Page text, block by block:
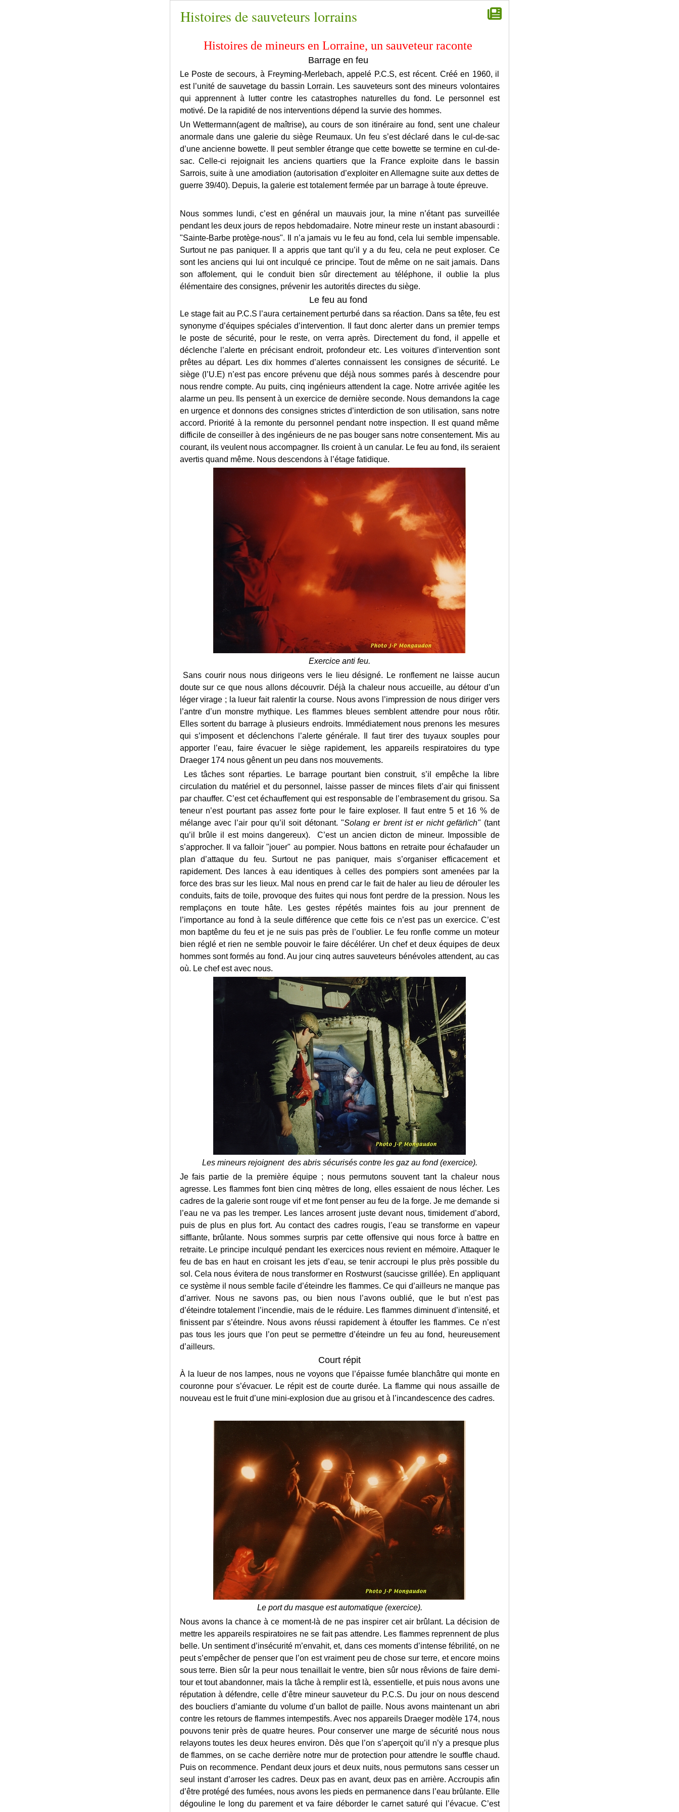
Histoires de sauveteurs lorrains
Histoires de mineurs en Lorraine, un sauveteur raconte
Barrage en feu
Le Poste de secours, à Freyming-Merlebach, appelé P.C.S, est récent. Créé en 1960, il
est l’unité de sauvetage du bassin Lorrain. Les sauveteurs sont des mineurs volontaires
qui apprennent à lutter contre les catastrophes naturelles du fond. Le personnel est
motivé. De la rapidité de nos interventions dépend la survie des hommes.
Un Wettermann(agent de maîtrise), au cours de son itinéraire au fond, sent une chaleur
anormale dans une galerie du siège Reumaux. Un feu s’est déclaré dans le cul-de-sac
d’une ancienne bowette. Il peut sembler étrange que cette bowette se termine en cul-de-
sac. Celle-ci rejoignait les anciens quartiers que la France exploite dans le bassin
Sarrois, suite à une amodiation (autorisation d’exploiter en Allemagne suite aux dettes de
guerre 39/40). Depuis, la galerie est totalement fermée par un barrage à toute épreuve.
Nous sommes lundi, c’est en général un mauvais jour, la mine n’étant pas surveillée
pendant les deux jours de repos hebdomadaire. Notre mineur reste un instant abasourdi :
"Sainte-Barbe protège-nous". Il n’a jamais vu le feu au fond, cela lui semble impensable.
Surtout ne pas paniquer. Il a appris que tant qu’il y a du feu, cela ne peut exploser. Ce
sont les anciens qui lui ont inculqué ce principe. Tout de même on ne sait jamais. Dans
son affolement, qui le conduit bien sûr directement au téléphone, il oublie la plus
élémentaire des consignes, prévenir les autorités directes du siège.
Le feu au fond
Le stage fait au P.C.S l’aura certainement perturbé dans sa réaction. Dans sa tête, feu est
synonyme d’équipes spéciales d’intervention. Il faut donc alerter dans un premier temps
le poste de sécurité, pour le reste, on verra après. Directement du fond, il appelle et
déclenche l’alerte en précisant endroit, profondeur etc. Les voitures d’intervention sont
prêtes au départ. Les dix hommes d’alertes connaissent les consignes de sécurité. Le
siège (l’U.E) n’est pas encore prévenu que déjà nous sommes parés à descendre pour
nous rendre compte. Au puits, cinq ingénieurs attendent la cage. Notre arrivée agitée les
alarme un peu. Ils pensent à un exercice de dernière seconde. Nous demandons la cage
en urgence et donnons des consignes strictes d’interdiction de son utilisation, sans notre
accord. Priorité à la remonte du personnel pendant notre inspection. Il est quand même
difficile de conseiller à des ingénieurs de ne pas bouger sans notre consentement. Mis au
courant, ils veulent nous accompagner. Ils croient à un canular. Le feu au fond, ils seraient
avertis quand même. Nous descendons à l’étage fatidique.
Exercice anti feu.
Sans courir nous nous dirigeons vers le lieu désigné. Le ronflement ne laisse aucun
doute sur ce que nous allons découvrir. Déjà la chaleur nous accueille, au détour d’un
léger virage ; la lueur fait ralentir la course. Nous avons l’impression de nous diriger vers
l’antre d’un monstre mythique. Les flammes bleues semblent attendre pour nous rôtir.
Elles sortent du barrage à plusieurs endroits. Immédiatement nous prenons les mesures
qui s’imposent et déclenchons l’alerte générale. Il faut tirer des tuyaux souples pour
apporter l’eau, faire évacuer le siège rapidement, les appareils respiratoires du type
Draeger 174 nous gênent un peu dans nos mouvements.
Les tâches sont réparties. Le barrage pourtant bien construit, s’il empêche la libre
circulation du matériel et du personnel, laisse passer de minces filets d’air qui finissent
par chauffer. C’est cet échauffement qui est responsable de l’embrasement du grisou. Sa
teneur n’est pourtant pas assez forte pour le faire exploser. Il faut entre 5 et 16 % de
mélange avec l’air pour qu’il soit détonant. "Solang er brent ist er nicht gefärlich"(tant
qu’il brûle il est moins dangereux). C’est un ancien dicton de mineur. Impossible de
s’approcher. Il va falloir "jouer" au pompier. Nous battons en retraite pour échafauder un
plan d’attaque du feu. Surtout ne pas paniquer, mais s’organiser efficacement et
rapidement. Des lances à eau identiques à celles des pompiers sont amenées par la
force des bras sur les lieux. Mal nous en prend car le fait de haler au lieu de dérouler les
conduits, faits de toile, provoque des fuites qui nous font perdre de la pression. Nous les
remplaçons en toute hâte. Les gestes répétés maintes fois au jour prennent de
l’importance au fond à la seule différence que cette fois ce n’est pas un exercice. C’est
mon baptême du feu et je ne suis pas près de l’oublier. Le feu ronfle comme un moteur
bien réglé et rien ne semble pouvoir le faire décélérer. Un chef et deux équipes de deux
hommes sont formés au fond. Au jour cinq autres sauveteurs bénévoles attendent, au cas
où. Le chef est avec nous.
Les mineurs rejoignent des abris sécurisés contre les gaz au fond (exercice).
Je fais partie de la première équipe ; nous permutons souvent tant la chaleur nous
agresse. Les flammes font bien cinq mètres de long, elles essaient de nous lécher. Les
cadres de la galerie sont rouge vif et me font penser au feu de la forge. Je me demande si
l’eau ne va pas les tremper. Les lances arrosent juste devant nous, timidement d’abord,
puis de plus en plus fort. Au contact des cadres rougis, l’eau se transforme en vapeur
sifflante, brûlante. Nous sommes surpris par cette offensive qui nous force à battre en
retraite. Le principe inculqué pendant les exercices nous revient en mémoire. Attaquer le
feu de bas en haut en croisant les jets d’eau, se tenir accroupi le plus près possible du
sol. Cela nous évitera de nous transformer en Rostwurst (saucisse grillée). En appliquant
ce système il nous semble facile d’éteindre les flammes. Ce qui d’ailleurs ne manque pas
d’arriver. Nous ne savons pas, ou bien nous l’avons oublié, que le but n’est pas
d’éteindre totalement l’incendie, mais de le réduire. Les flammes diminuent d’intensité, et
finissent par s’éteindre. Nous avons réussi rapidement à étouffer les flammes. Ce n’est
pas tous les jours que l’on peut se permettre d’éteindre un feu au fond, heureusement
d’ailleurs.
Court répit
À la lueur de nos lampes, nous ne voyons que l’épaisse fumée blanchâtre qui monte en
couronne pour s’évacuer. Le répit est de courte durée. La flamme qui nous assaille de
nouveau est le fruit d’une mini-explosion due au grisou et à l’incandescence des cadres.
Le port du masque est automatique (exercice).
Nous avons la chance à ce moment-là de ne pas inspirer cet air brûlant. La décision de
mettre les appareils respiratoires ne se fait pas attendre. Les flammes reprennent de plus
belle. Un sentiment d’insécurité m’envahit, et, dans ces moments d’intense fébrilité, on ne
peut s’empêcher de penser que l’on est vraiment peu de chose sur terre, et encore moins
sous terre. Bien sûr la peur nous tenaillait le ventre, bien sûr nous rêvions de faire demi-
tour et tout abandonner, mais la tâche à remplir est là, essentielle, et puis nous avons une
réputation à défendre, celle d’être mineur sauveteur du P.C.S. Du jour on nous descend
des boucliers d’amiante du volume d’un ballot de paille. Nous avons maintenant un abri
contre les retours de flammes intempestifs. Avec nos appareils Draeger modèle 174, nous
pouvons tenir près de quatre heures. Pour conserver une marge de sécurité nous nous
relayons toutes les deux heures environ. Dès que l’on s’aperçoit qu’il n’y a presque plus
de flammes, on se cache derrière notre mur de protection pour attendre le souffle chaud.
Puis on recommence. Pendant deux jours et deux nuits, nous permutons sans cesser un
seul instant d’arroser les cadres. Deux pas en avant, deux pas en arrière. Accroupis afin
d’être protégé des fumées, nous avons les pieds en permanence dans l’eau brûlante. Elle
dégouline le long du parement et va faire déborder le carnet saturé qui l’évacue. C’est